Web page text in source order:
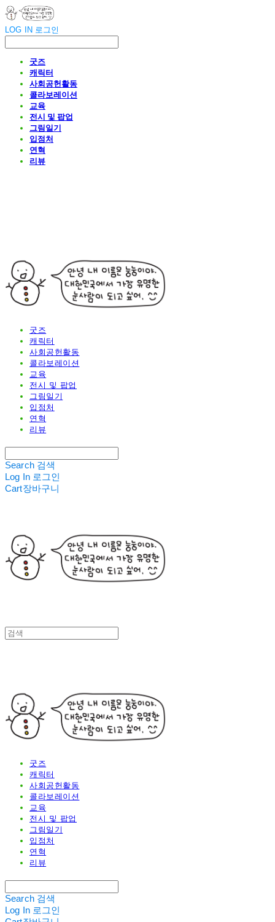
LOG IN 로그인
굿즈
캐릭터
사회공헌활동
콜라보레이션
교육
전시 및 팝업
그림일기
입점처
연혁
리뷰
굿즈
캐릭터
사회공헌활동
콜라보레이션
교육
전시 및 팝업
그림일기
입점처
연혁
리뷰
Search 검색
Log In 로그인
Cart장바구니
굿즈
캐릭터
사회공헌활동
콜라보레이션
교육
전시 및 팝업
그림일기
입점처
연혁
리뷰
Search 검색
Log In 로그인